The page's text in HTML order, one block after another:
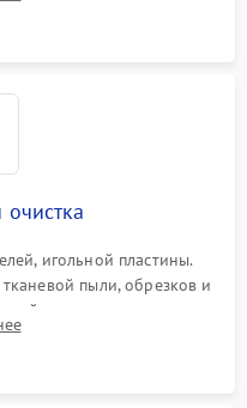
игольной пластины.
пыли, обрезков и
с помощью жестких
сжатого воздуха.